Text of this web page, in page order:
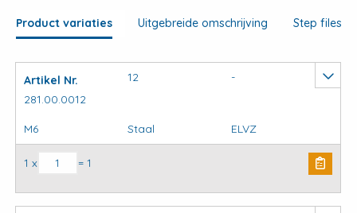
Product variaties Uitgebreide omschrijving Step files
Artikel Nr.
281.00.0012
12 -
M6 Staal ELVZ
Krambeugels standaard aantal
1 x = 1